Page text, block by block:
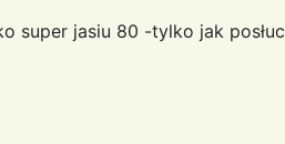
super jasiu 80 -tylko jak